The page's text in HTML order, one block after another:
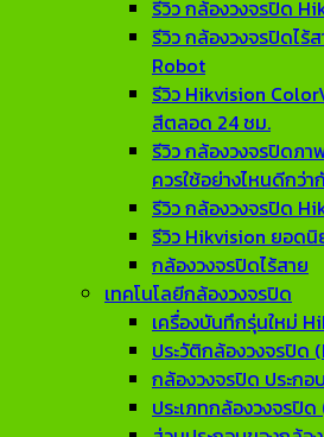
รีวิว กล้องวงจรปิด
รีวิว กล้องวงจรปิดไร้
Robot
รีวิว Hikvision
สีตลอด 24 ชม.
รีวิว กล้องวงจรปิดภ
ควรใช้อย่างไหนดีกว่า
รีวิว กล้องวงจรปิด
รีวิว Hikvision ยอด
กล้องวงจรปิดไร้สาย
เทคโนโลยีกล้องวงจรปิด
เครื่องบันทึกรุ่นใหม่
ประวัติกล้องวงจรปิด
กล้องวงจรปิด ประกอ
ประเภทกล้องวงจรปิด